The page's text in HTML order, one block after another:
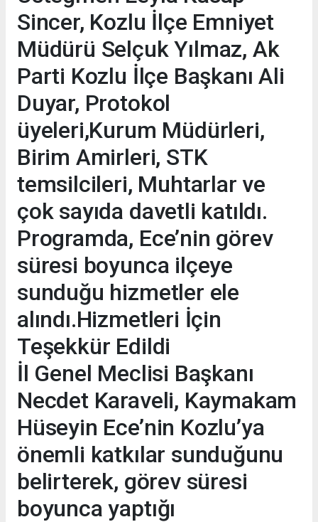
Sincer, Kozlu İlçe Emniyet
Müdürü Selçuk Yılmaz, Ak
Parti Kozlu İlçe Başkanı Ali
Duyar, Protokol
üyeleri,Kurum Müdürleri,
Birim Amirleri, STK
temsilcileri, Muhtarlar ve
çok sayıda davetli katıldı.
Programda, Ece’nin görev
süresi boyunca ilçeye
sunduğu hizmetler ele
alındı.Hizmetleri İçin
Teşekkür Edildi
İl Genel Meclisi Başkanı
Necdet Karaveli, Kaymakam
Hüseyin Ece’nin Kozlu’ya
önemli katkılar sunduğunu
belirterek, görev süresi
boyunca yaptığı